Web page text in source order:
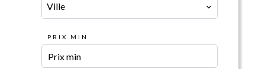
Ville
PRIX MIN